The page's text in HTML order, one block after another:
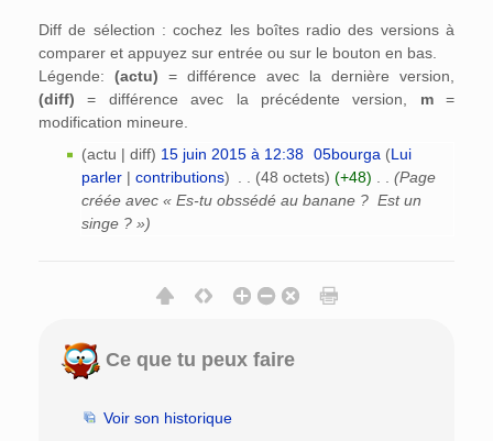
Diff de sélection : cochez les boîtes radio des versions à
comparer et appuyez sur entrée ou sur le bouton en bas.
Légende: (actu) = différence avec la dernière version,
(diff) = différence avec la précédente version, m=
modification mineure.
(actu | diff) 15 juin 2015 à 12:38‎ 05bourga (Lui
parler| contributions) (48 octets) (+48)
(Page
créée avec « Es-tu obssédé au banane ? Est un
singe ? »)
Ce que tu peux faire
Voir son historique